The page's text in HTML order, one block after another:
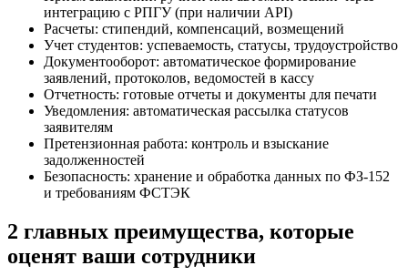
интеграцию с РПГУ (при наличии API)
Расчеты: стипендий, компенсаций, возмещений
Учет студентов: успеваемость, статусы, трудоустройство
Документооборот: автоматическое формирование
заявлений, протоколов, ведомостей в кассу
Отчетность: готовые отчеты и документы для печати
Уведомления: автоматическая рассылка статусов
заявителям
Претензионная работа: контроль и взыскание
задолженностей
Безопасность: хранение и обработка данных по ФЗ-152
и требованиям ФСТЭК
2 главных преимущества, которые
оценят ваши сотрудники